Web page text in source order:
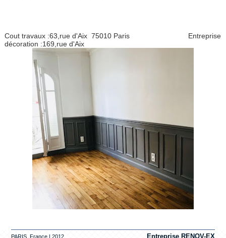
Cout travaux :63,rue d'Aix 75010 Paris Entreprise
décoration :169,rue d'Aix
PARIS ,France | 2012 Entreprise RENOV-EX